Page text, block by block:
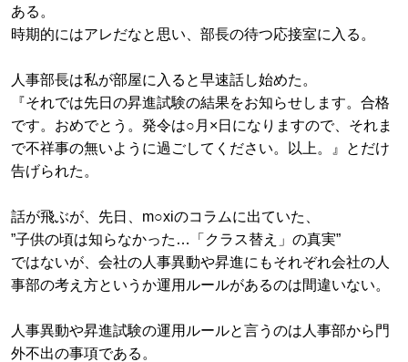
ある。
時期的にはアレだなと思い、部長の待つ応接室に入る。
人事部長は私が部屋に入ると早速話し始めた。
『それでは先日の昇進試験の結果をお知らせします。合格
です。おめでとう。発令は○月×日になりますので、それま
で不祥事の無いように過ごしてください。以上。』とだけ
告げられた。
話が飛ぶが、先日、m○xiのコラムに出ていた、
”子供の頃は知らなかった…「クラス替え」の真実”
ではないが、会社の人事異動や昇進にもそれぞれ会社の人
事部の考え方というか運用ルールがあるのは間違いない。
人事異動や昇進試験の運用ルールと言うのは人事部から門
外不出の事項である。